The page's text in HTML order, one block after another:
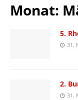
Monat:
5.
31.
2.
31.